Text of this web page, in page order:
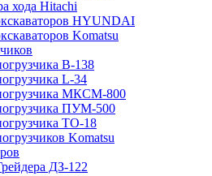
хода Hitachi
HYUNDAI
Komatsu
B-138
L-34
МКСМ-800
ПУМ-500
ТО-18
Komatsu
ДЗ-122